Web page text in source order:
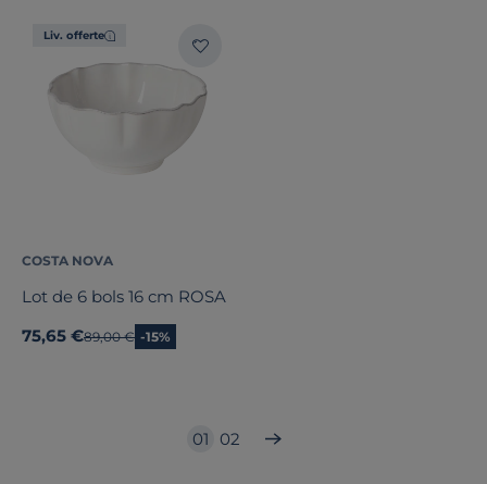
Liv. offerte
COSTA NOVA
Lot de 6 bols 16 cm ROSA
75,65 €Ancien prix
89,00 € -15%
01 02